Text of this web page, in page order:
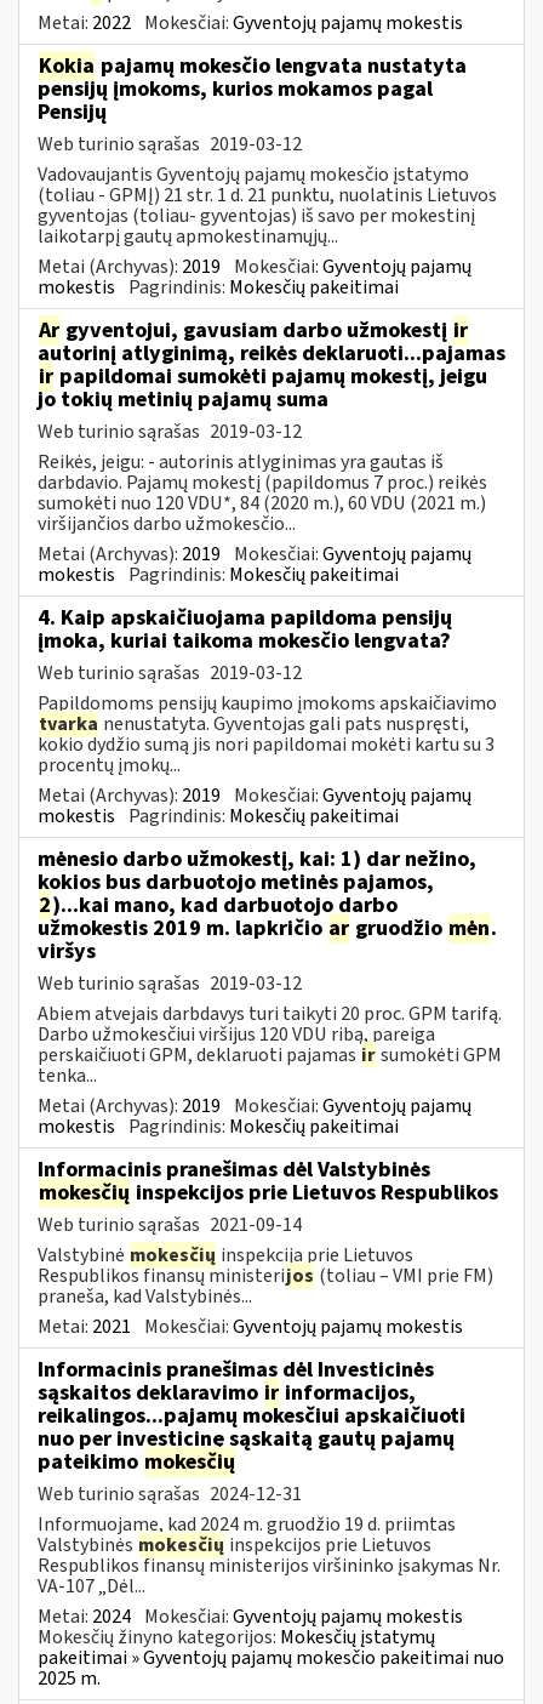
Metai: 2022 Mokesčiai:Gyventojų pajamų mokestis
Kokia pajamų mokesčio lengvata nustatyta
pensijų įmokoms, kurios mokamos pagal
Pensijų
Web turinio sąrašas 2019-03-12
Vadovaujantis Gyventojų pajamų mokesčio įstatymo
(toliau - GPMĮ) 21 str. 1 d. 21 punktu, nuolatinis Lietuvos
gyventojas (toliau- gyventojas) iš savo per mokestinį
laikotarpį gautų apmokestinamųjų...
Metai (Archyvas): 2019 Mokesčiai:Gyventojų pajamų
mokestis Pagrindinis: Mokesčių pakeitimai
Ar gyventojui, gavusiam darbo užmokestį ir
autorinį atlyginimą, reikės deklaruoti...pajamas
ir papildomai sumokėti pajamų mokestį, jeigu
jo tokių metinių pajamų suma
Web turinio sąrašas 2019-03-12
Reikės, jeigu: - autorinis atlyginimas yra gautas iš
darbdavio. Pajamų mokestį (papildomus 7 proc.) reikės
sumokėti nuo 120 VDU*, 84 (2020 m.), 60 VDU (2021 m.)
viršijančios darbo užmokesčio...
Metai (Archyvas): 2019 Mokesčiai:Gyventojų pajamų
mokestis Pagrindinis: Mokesčių pakeitimai
4. Kaip apskaičiuojama papildoma pensijų
įmoka, kuriai taikoma mokesčio lengvata?
Web turinio sąrašas 2019-03-12
Papildomoms pensijų kaupimo įmokoms apskaičiavimo
tvarka nenustatyta. Gyventojas gali pats nuspręsti,
kokio dydžio sumą jis nori papildomai mokėti kartu su 3
procentų įmokų...
Metai (Archyvas): 2019 Mokesčiai:Gyventojų pajamų
mokestis Pagrindinis: Mokesčių pakeitimai
mėnesio darbo užmokestį, kai: 1) dar nežino,
kokios bus darbuotojo metinės pajamos,
2)...kai mano, kad darbuotojo darbo
užmokestis 2019 m. lapkričio ar gruodžio mėn.
viršys
Web turinio sąrašas 2019-03-12
Abiem atvejais darbdavys turi taikyti 20 proc. GPM tarifą.
Darbo užmokesčiui viršijus 120 VDU ribą, pareiga
perskaičiuoti GPM, deklaruoti pajamas irsumokėti GPM
tenka...
Metai (Archyvas): 2019 Mokesčiai:Gyventojų pajamų
mokestis Pagrindinis: Mokesčių pakeitimai
Informacinis pranešimas dėl Valstybinės
mokesčių inspekcijos prie Lietuvos Respublikos
Web turinio sąrašas 2021-09-14
Valstybinė mokesčių inspekcija prie Lietuvos
Respublikos finansų ministerijos (toliau – VMI prie FM)
praneša, kad Valstybinės...
Metai: 2021 Mokesčiai:Gyventojų pajamų mokestis
Informacinis pranešimas dėl Investicinės
sąskaitos deklaravimo ir informacijos,
reikalingos...pajamų mokesčiui apskaičiuoti
nuo per investicinę sąskaitą gautų pajamų
pateikimo mokesčių
Web turinio sąrašas 2024-12-31
Informuojame, kad 2024 m. gruodžio 19 d. priimtas
Valstybinės mokesčių inspekcijos prie Lietuvos
Respublikos finansų ministerijos viršininko įsakymas Nr.
VA-107 „Dėl...
Metai: 2024 Mokesčiai:Gyventojų pajamų mokestis
Mokesčių žinyno kategorijos: Mokesčių įstatymų
pakeitimai » Gyventojų pajamų mokesčio pakeitimai nuo
2025 m.